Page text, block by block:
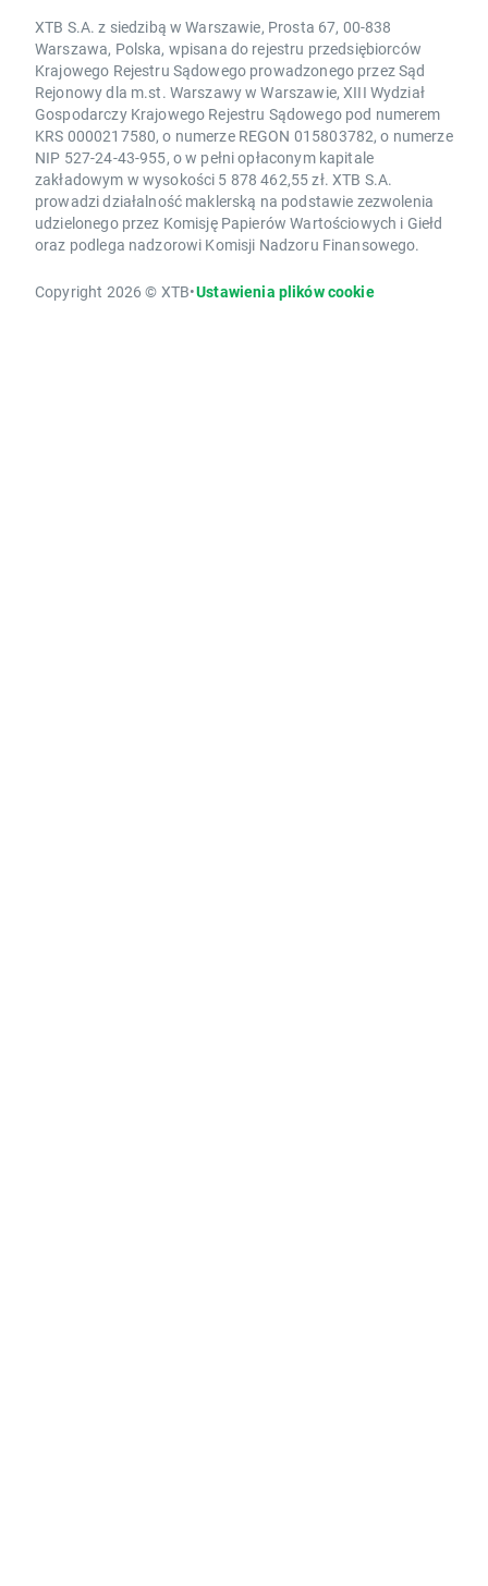
XTB S.A. z siedzibą w Warszawie, Prosta 67, 00-838
Warszawa, Polska, wpisana do rejestru przedsiębiorców
Krajowego Rejestru Sądowego prowadzonego przez Sąd
Rejonowy dla m.st. Warszawy w Warszawie, XIII Wydział
Gospodarczy Krajowego Rejestru Sądowego pod numerem
KRS 0000217580, o numerze REGON 015803782, o numerze
NIP 527-24-43-955, o w pełni opłaconym kapitale
zakładowym w wysokości 5 878 462,55 zł. XTB S.A.
prowadzi działalność maklerską na podstawie zezwolenia
udzielonego przez Komisję Papierów Wartościowych i Giełd
oraz podlega nadzorowi Komisji Nadzoru Finansowego.
Copyright 2026 © XTB•Ustawienia plików cookie